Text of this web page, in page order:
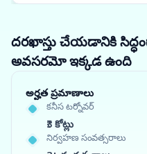
దరఖాస్తు చేయడానికి
అవసరమో ఇక్కడ ఉంది
అర్హత ప్రమాణాలు
కనీస టర్నోవర్
₹3 కోట్లు
నిర్వహణ సంవత్సరాలు